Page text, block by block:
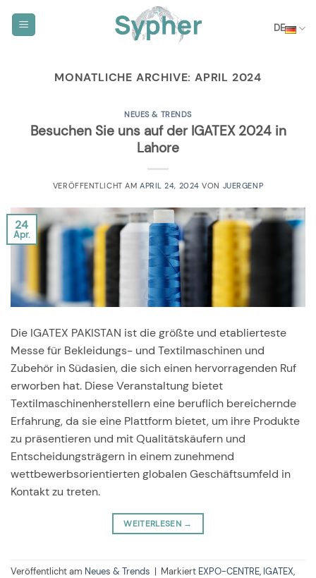
Inhalt
DE
MONATLICHE ARCHIVE: APRIL 2024
NEUES & TRENDS
Besuchen Sie uns auf der IGATEX 2024 in
Lahore
VERÖFFENTLICHT AM APRIL 24, 2024 VON JUERGENP
24
Apr.
Die IGATEX PAKISTAN ist die größte und etablierteste
Messe für Bekleidungs- und Textilmaschinen und
Zubehör in Südasien, die sich einen hervorragenden Ruf
erworben hat. Diese Veranstaltung bietet
Textilmaschinenherstellern eine beruflich bereichernde
Erfahrung, da sie eine Plattform bietet, um ihre Produkte
zu präsentieren und mit Qualitätskäufern und
Entscheidungsträgern in einem zunehmend
wettbewerbsorientierten globalen Geschäftsumfeld in
Kontakt zu treten.
WEITERLESEN →
Veröffentlicht am Neues & Trends | Markiert EXPO-CENTRE, IGATEX,